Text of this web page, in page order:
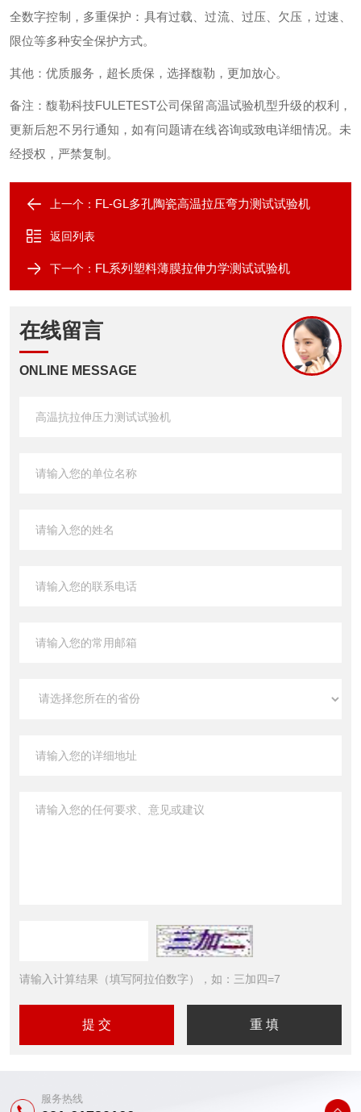
全数字控制，多重保护：具有过载、过流、过压、欠压，过速、
限位等多种安全保护方式。
其他 ： 优质服务，超长质保，选择馥勒，更加放心。
备注：馥勒科技FULETEST公司保留高温试验机型升级的权利，
更新后恕不另行通知，如有问题请在线咨询或致电详细情况。未
经授权，严禁复制。
上一个： FL-GL多孔陶瓷高温拉压弯力测试试验机
返回列表
下一个： FL系列塑料薄膜拉伸力学测试试验机
在线留言
ONLINE MESSAGE
请输入计算结果（填写阿拉伯数字），如：三加四=7
服务热线